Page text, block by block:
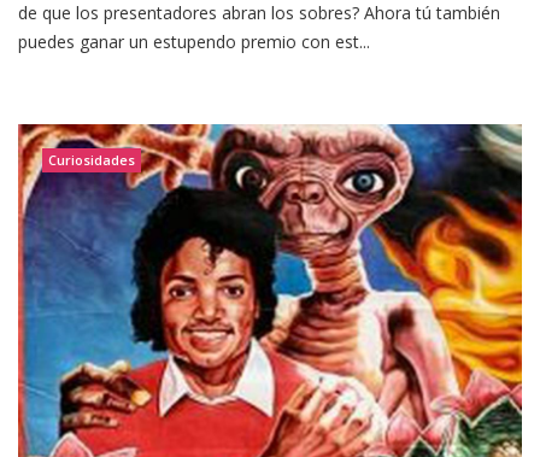
de que los presentadores abran los sobres? Ahora tú también
puedes ganar un estupendo premio con est...
Curiosidades